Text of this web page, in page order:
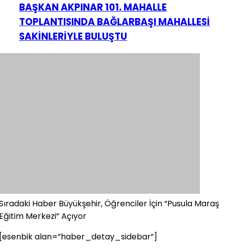
BAŞKAN AKPINAR 101. MAHALLE
TOPLANTISINDA BAĞLARBAŞI MAHALLESİ
SAKİNLERİYLE BULUŞTU
Haber Büyükşehir, Öğrenciler İçin “Pusula Maraş
Merkezi” Açıyor
alan=”haber_detay_sidebar”]